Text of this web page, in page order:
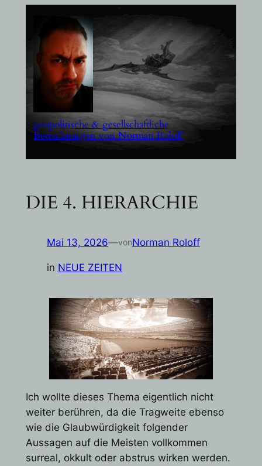
springen
geopolitische & gesellschaftliche
Betrachtungen von Norman Roloff
DIE 4. HIERARCHIE
Mai 13, 2026—vonNorman Roloff
in NEUE ZEITEN
Ich wollte dieses Thema eigentlich nicht
weiter berühren, da die Tragweite ebenso
wie die Glaubwürdigkeit folgender
Aussagen auf die Meisten vollkommen
surreal, okkult oder abstrus wirken werden.